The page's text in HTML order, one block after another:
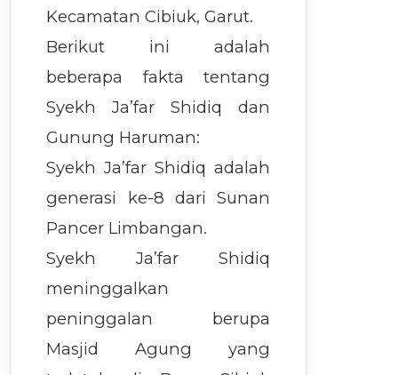
Kecamatan Cibiuk, Garut.
Berikut ini adalah
beberapa fakta tentang
Syekh Ja’far Shidiq dan
Gunung Haruman:
Syekh Ja’far Shidiq adalah
generasi ke-8 dari Sunan
Pancer Limbangan.
Syekh Ja’far Shidiq
meninggalkan
peninggalan berupa
Masjid Agung yang